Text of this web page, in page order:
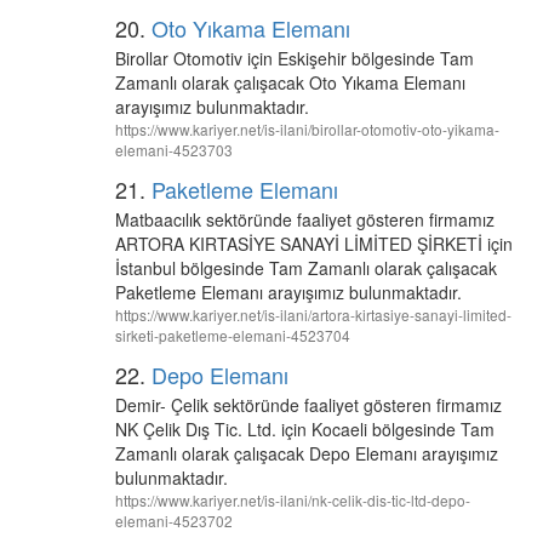
20. Oto Yıkama Elemanı
Birollar Otomotiv için Eskişehir bölgesinde Tam
Zamanlı olarak çalışacak Oto Yıkama Elemanı
arayışımız bulunmaktadır.
https://www.kariyer.net/is-ilani/birollar-otomotiv-oto-yikama-
elemani-4523703
21. Paketleme Elemanı
Matbaacılık sektöründe faaliyet gösteren firmamız
ARTORA KIRTASİYE SANAYİ LİMİTED ŞİRKETİ için
İstanbul bölgesinde Tam Zamanlı olarak çalışacak
Paketleme Elemanı arayışımız bulunmaktadır.
https://www.kariyer.net/is-ilani/artora-kirtasiye-sanayi-limited-
sirketi-paketleme-elemani-4523704
22. Depo Elemanı
Demir- Çelik sektöründe faaliyet gösteren firmamız
NK Çelik Dış Tic. Ltd. için Kocaeli bölgesinde Tam
Zamanlı olarak çalışacak Depo Elemanı arayışımız
bulunmaktadır.
https://www.kariyer.net/is-ilani/nk-celik-dis-tic-ltd-depo-
elemani-4523702